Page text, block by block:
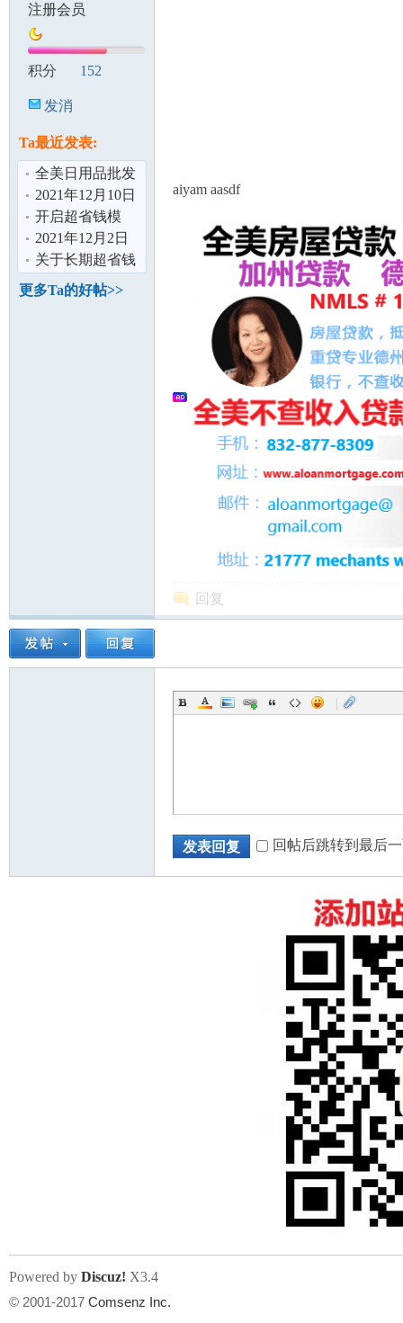
坛
州
注册会员
积分 152
发消
Ta最近发表:
全美日用品批发
超低价，包邮
2021年12月10日
签到记录贴
开启超省钱模
式，走过路过可
以看下
2021年12月2日
签到记录贴
关于长期超省钱
的方略，很多超
低价好货
更多Ta的好帖>>
aiyam aasdf
回复
|
发表回复 回帖后跳转到最后
Powered by Discuz! X3.4
© 2001-2017 Comsenz Inc.